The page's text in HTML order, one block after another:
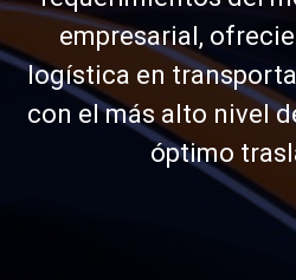
empresarial,
logística en
con el más alto nivel
óptimo